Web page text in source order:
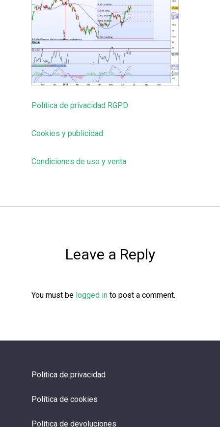
Política de privacidad RGPD
Cookies y publicidad
Condiciones de uso y venta
Leave a Reply
You must be logged in to post a comment.
Política de privacidad
Política de cookies
Política de devoluciones